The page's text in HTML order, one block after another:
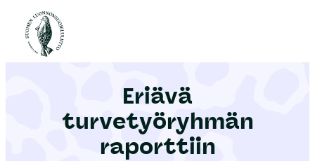
Etusivu
Eriävä
turvetyöryhmän
raporttiin